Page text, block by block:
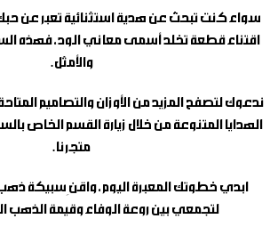
سواء كنت تبحث عن هدية استثنائية تعبر عن
اقتناء قطعة تخلد أسمى معاني الود، فهذه
والأمثل.
ندعوك لتصفح المزيد من الأوزان والتصاميم
الهدايا المتنوعة من خلال زيارة القسم الخاص
متجرنا.
ابدي خطوتك المعبرة اليوم، واقنِ سبيكة ذهب 10.2 جرام قلب
لتجمعي بين روعة الوفاء وقيمة الذهب